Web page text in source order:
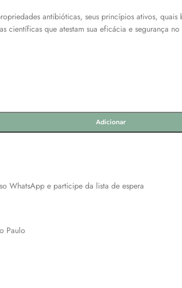
antibióticas, seus princípios ativos,
científicas que atestam sua eficácia e segurança no
Adicionar
WhatsApp e participe da lista de espera
Paulo